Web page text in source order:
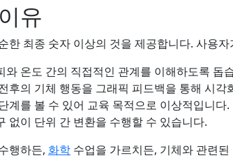
유
한 최종 숫자 이상의 것을 제공합니다. 사용자
와 온도 간의 직접적인 관계를 이해하도록 돕
후의 기체 행동을 그래픽 피드백을 통해 시각
계를 볼 수 있어 교육 목적으로 이상적입니다.
없이 단위 간 변환을 수행할 수 있습니다.
행하든, 화학 수업을 가르치든, 기체와 관련